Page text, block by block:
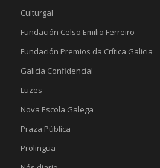
Culturgal
Fundación Celso Emilio Ferreiro
Fundación Premios da Crítica Galicia
Galicia Confidencial
Luzes
Nova Escola Galega
Praza Pública
Prolingua